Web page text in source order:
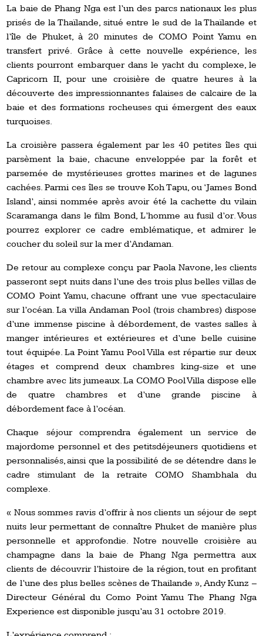
La baie de Phang Nga est l’un des parcs nationaux les plus
prisés de la Thaïlande, situé entre le sud de la Thaïlande et
l’île de Phuket, à 20 minutes de COMO Point Yamu en
transfert privé. Grâce à cette nouvelle expérience, les
clients pourront embarquer dans le yacht du complexe, le
Capricorn II, pour une croisière de quatre heures à la
découverte des impressionnantes falaises de calcaire de la
baie et des formations rocheuses qui émergent des eaux
turquoises.
La croisière passera également par les 40 petites îles qui
parsèment la baie, chacune enveloppée par la forêt et
parsemée de mystérieuses grottes marines et de lagunes
cachées. Parmi ces îles se trouve Koh Tapu, ou ‘James Bond
Island’, ainsi nommée après avoir été la cachette du vilain
Scaramanga dans le film Bond, L’homme au fusil d’or. Vous
pourrez explorer ce cadre emblématique, et admirer le
coucher du soleil sur la mer d’Andaman.
De retour au complexe conçu par Paola Navone, les clients
passeront sept nuits dans l’une des trois plus belles villas de
COMO Point Yamu, chacune offrant une vue spectaculaire
sur l’océan. La villa Andaman Pool (trois chambres) dispose
d’une immense piscine à débordement, de vastes salles à
manger intérieures et extérieures et d’une belle cuisine
tout équipée. La Point Yamu Pool Villa est répartie sur deux
étages et comprend deux chambres king-size et une
chambre avec lits jumeaux. La COMO Pool Villa dispose elle
de quatre chambres et d’une grande piscine à
débordement face à l’océan.
Chaque séjour comprendra également un service de
majordome personnel et des petitsdéjeuners quotidiens et
personnalisés, ainsi que la possibilité de se détendre dans le
cadre stimulant de la retraite COMO Shambhala du
complexe.
« Nous sommes ravis d’offrir à nos clients un séjour de sept
nuits leur permettant de connaître Phuket de manière plus
personnelle et approfondie. Notre nouvelle croisière au
champagne dans la baie de Phang Nga permettra aux
clients de découvrir l’histoire de la région, tout en profitant
de l’une des plus belles scènes de Thailande », Andy Kunz –
Directeur Général du Como Point Yamu The Phang Nga
Experience est disponible jusqu’au 31 octobre 2019.